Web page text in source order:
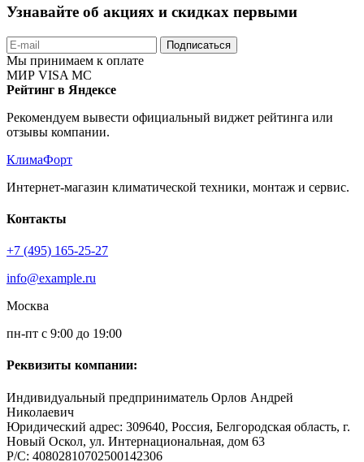
Узнавайте об акциях и скидках первыми
Подписаться
Мы принимаем к оплате
МИР VISA MC
Рейтинг в Яндексе
Рекомендуем вывести официальный виджет рейтинга или
отзывы компании.
КлимаФорт
Интернет-магазин климатической техники, монтаж и сервис.
Контакты
+7 (495) 165-25-27
info@example.ru
Москва
пн-пт с 9:00 до 19:00
Реквизиты компании:
Индивидуальный предприниматель Орлов Андрей
Николаевич
Юридический адрес: 309640, Россия, Белгородская область, г.
Новый Оскол, ул. Интернациональная, дом 63
Р/С: 40802810702500142306